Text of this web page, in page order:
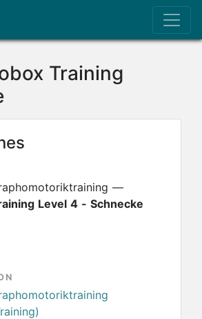
Training
—
Level 4 - Schnecke